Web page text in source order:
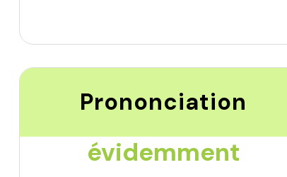
Prononciation
évidemment